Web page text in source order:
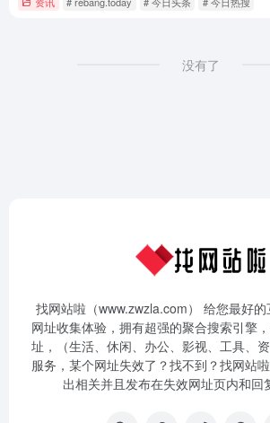
没有了
找网站啦（www.zwzla.com） 给您最好
网址收集体验，拥有超强的聚合搜索引擎
址，（生活、休闲、办公、影视、工具、
服务，某个网址失效了？找不到？找网站
出相关并且发布在失效网址页内和回